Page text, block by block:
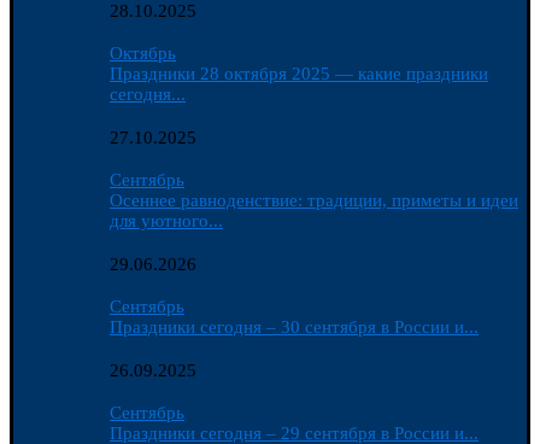
28.10.2025
Октябрь
Праздники 28 октября 2025 — какие праздники
сегодня...
27.10.2025
Сентябрь
Осеннее равноденствие: традиции, приметы и идеи
для уютного...
29.06.2026
Сентябрь
Праздники сегодня – 30 сентября в России и...
26.09.2025
Сентябрь
Праздники сегодня – 29 сентября в России и...